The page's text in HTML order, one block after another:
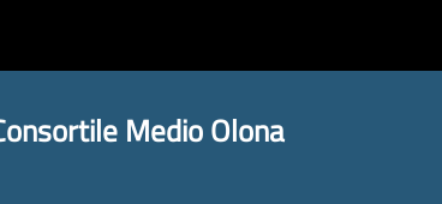
Medio Olona